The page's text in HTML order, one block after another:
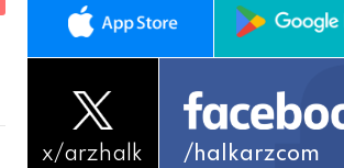
x/arzhalk /halkarzcom